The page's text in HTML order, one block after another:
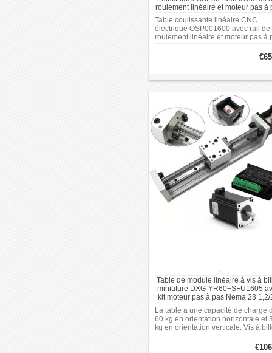
roulement linéaire et moteur pas à
Table coulissante linéaire CNC
électrique OSP001600 avec rail de
roulement linéaire et moteur pas à
Table de module linéaire à vis à
miniature DXG-YR60+SFU1605
kit moteur pas à pas Nema 23 1,2/
Nm et driver
La table a une capacité de charge
60 kg en orientation horizontale et
kg en orientation verticale. Vis à
5 mm. La précision de